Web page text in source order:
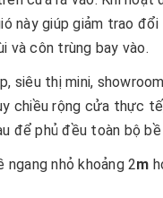
này giúp giảm trao
và côn trùng bay vào.
siêu thị mini,
chiều rộng cửa thực
để phủ đều toàn bộ
ngang nhỏ khoảng 2m